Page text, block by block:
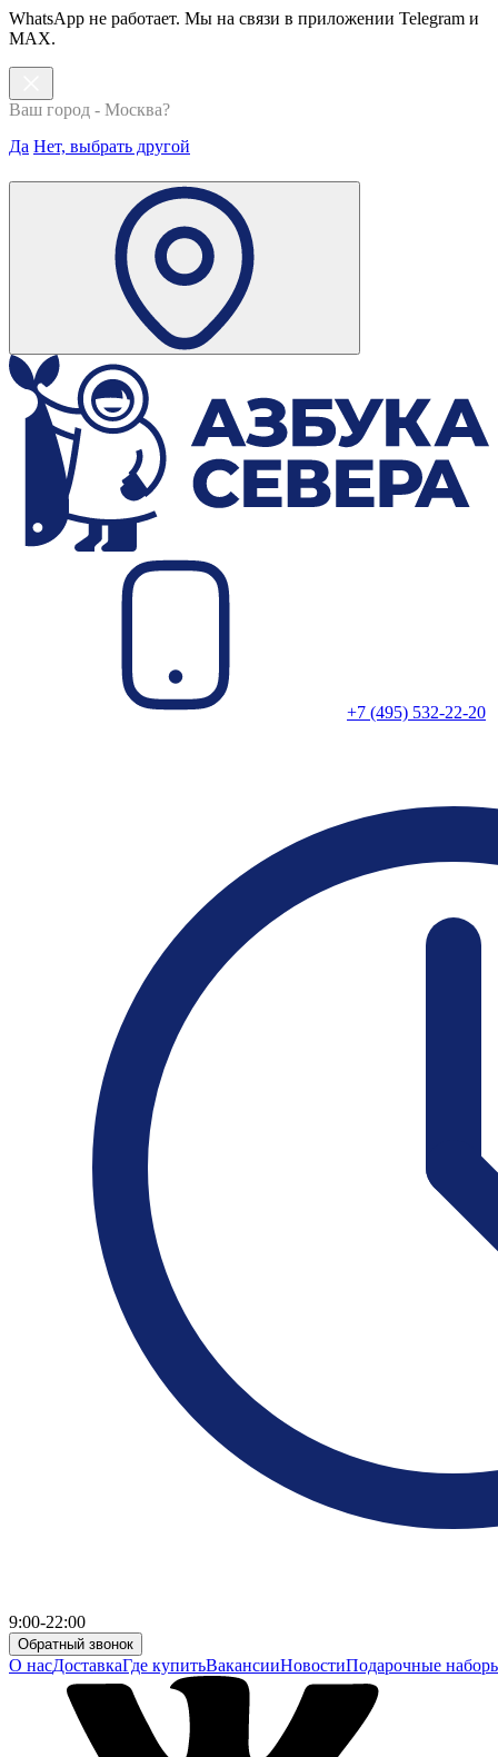
WhatsApp не работает. Мы на связи в приложении Telegram и
MAX.
Ваш город - Москва?
Да Нет, выбрать другой
+7 (495) 532-22-20
9:00-22:00
Обратный звонок
О насДоставкаГде купитьВакансииНовостиПодарочные